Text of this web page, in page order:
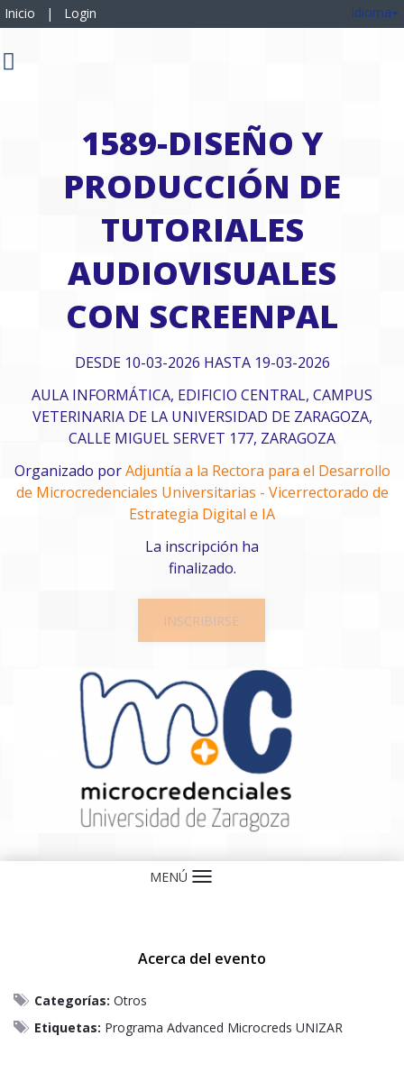
Inicio | Login Idioma
1589-DISEÑO Y
PRODUCCIÓN DE
TUTORIALES
AUDIOVISUALES
CON SCREENPAL
DESDE 10-03-2026 HASTA 19-03-2026
AULA INFORMÁTICA, EDIFICIO CENTRAL, CAMPUS
VETERINARIA DE LA UNIVERSIDAD DE ZARAGOZA,
CALLE MIGUEL SERVET 177, ZARAGOZA
Organizado porAdjuntía a la Rectora para el Desarrollo
de Microcredenciales Universitarias - Vicerrectorado de
Estrategia Digital e IA
La inscripción ha
finalizado.
INSCRIBIRSE
MENÚ Idioma
Acerca del evento
Categorías: Otros
Etiquetas: Programa Advanced Microcreds UNIZAR